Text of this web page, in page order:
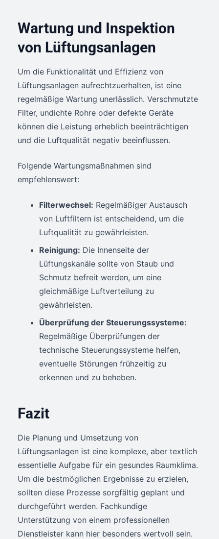
Wartung und Inspektion
von Lüftungsanlagen
Um die Funktionalität und Effizienz von
Lüftungsanlagen aufrechtzuerhalten, ist eine
regelmäßige Wartung unerlässlich. Verschmutzte
Filter, undichte Rohre oder defekte Geräte
können die Leistung erheblich beeinträchtigen
und die Luftqualität negativ beeinflussen.
Folgende Wartungsmaßnahmen sind
empfehlenswert:
Filterwechsel: Regelmäßiger Austausch
von Luftfiltern ist entscheidend, um die
Luftqualität zu gewährleisten.
Reinigung: Die Innenseite der
Lüftungskanäle sollte von Staub und
Schmutz befreit werden, um eine
gleichmäßige Luftverteilung zu
gewährleisten.
Überprüfung der Steuerungssysteme:
Regelmäßige Überprüfungen der
technische Steuerungssysteme helfen,
eventuelle Störungen frühzeitig zu
erkennen und zu beheben.
Fazit
Die Planung und Umsetzung von
Lüftungsanlagen ist eine komplexe, aber textlich
essentielle Aufgabe für ein gesundes Raumklima.
Um die bestmöglichen Ergebnisse zu erzielen,
sollten diese Prozesse sorgfältig geplant und
durchgeführt werden. Fachkundige
Unterstützung von einem professionellen
Dienstleister kann hier besonders wertvoll sein.